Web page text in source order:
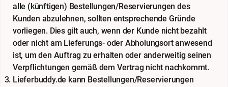
alle (künftigen) Bestellungen/Reservierungen des
Kunden abzulehnen, sollten entsprechende Gründe
vorliegen. Dies gilt auch, wenn der Kunde nicht bezahlt
oder nicht am Lieferungs- oder Abholungsort anwesend
ist, um den Auftrag zu erhalten oder anderweitig seinen
Verpflichtungen gemäß dem Vertrag nicht nachkommt.
Lieferbuddy.de kann Bestellungen/Reservierungen